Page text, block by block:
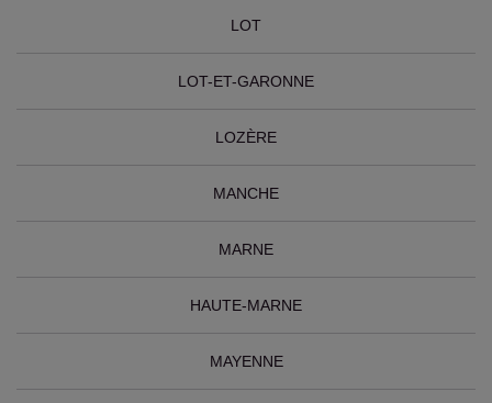
LOT
LOT-ET-GARONNE
LOZÈRE
MANCHE
MARNE
HAUTE-MARNE
MAYENNE